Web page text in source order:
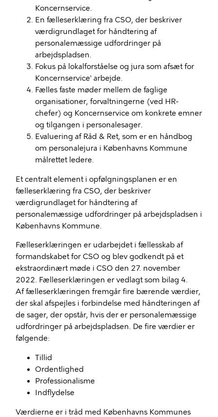
Koncernservice.
En fælleserklæring fra CSO, der beskriver
værdigrundlaget for håndtering af
personalemæssige udfordringer på
arbejdspladsen.
Fokus på lokalforståelse og jura som afsæt for
Koncernservice' arbejde.
Fælles faste møder mellem de faglige
organisationer, forvaltningerne (ved HR-
chefer) og Koncernservice om konkrete emner
og tilgangen i personalesager.
Evaluering af Råd & Ret, som er en håndbog
om personalejura i Københavns Kommune
målrettet ledere.
Et centralt element i opfølgningsplanen er en
fælleserklæring fra CSO, der beskriver
værdigrundlaget for håndtering af
personalemæssige udfordringer på arbejdspladsen i
Københavns Kommune.
Fælleserklæringen er udarbejdet i fællesskab af
formandskabet for CSO og blev godkendt på et
ekstraordinært møde i CSO den 27. november
2022. Fælleserklæringen er vedlagt som bilag 4.
Af fælleserklæringen fremgår fire bærende værdier,
der skal afspejles i forbindelse med håndteringen af
de sager, der opstår, hvis der er personalemæssige
udfordringer på arbejdspladsen. De fire værdier er
følgende:
Tillid
Ordentlighed
Professionalisme
Indflydelse
Værdierne er i tråd med Københavns Kommunes